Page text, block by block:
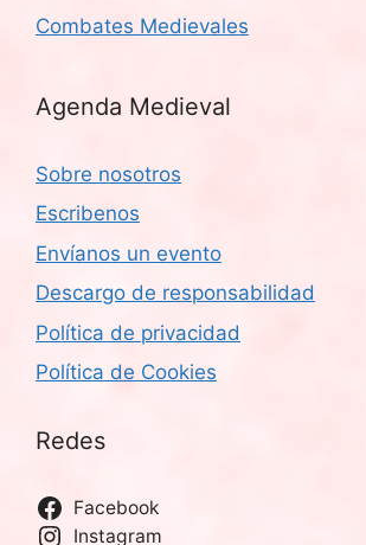
Combates Medievales
Agenda Medieval
Sobre nosotros
Escribenos
Envíanos un evento
Descargo de responsabilidad
Política de privacidad
Política de Cookies
Redes
Facebook
Instagram